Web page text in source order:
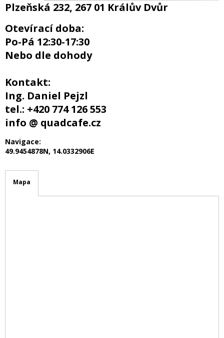
Plzeňská 232, 267 01 Králův Dvůr
Otevírací doba:
Po-Pá 12:30-17:30
Nebo dle dohody
Kontakt:
Ing. Daniel Pejzl
tel.: +420 774 126 553
info @ quadcafe.cz
Navigace:
49.9454878N, 14.0332906E
Mapa